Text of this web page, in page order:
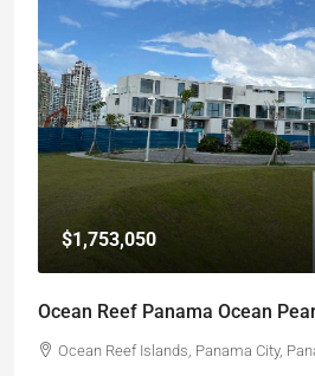
$1,753,050
Ocean Reef Panama Ocean
Ocean Reef Islands, Panama City,